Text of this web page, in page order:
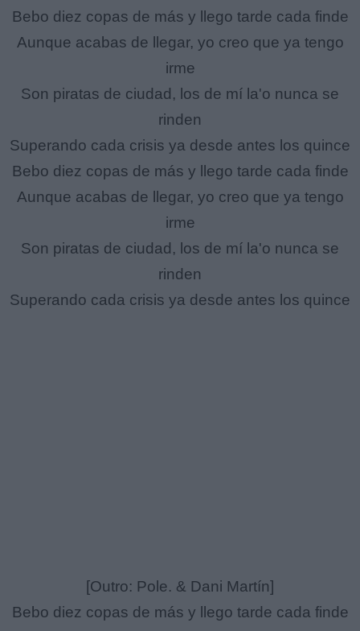
Bebo diez copas de más y llego tarde cada finde
Aunque acabas de llegar, yo creo que ya tengo
irme
Son piratas de ciudad, los de mí la'o nunca se
rinden
Superando cada crisis ya desde antes los quince
Bebo diez copas de más y llego tarde cada finde
Aunque acabas de llegar, yo creo que ya tengo
irme
Son piratas de ciudad, los de mí la'o nunca se
rinden
Superando cada crisis ya desde antes los quince
[Outro: Pole. & Dani Martín]
Bebo diez copas de más y llego tarde cada finde